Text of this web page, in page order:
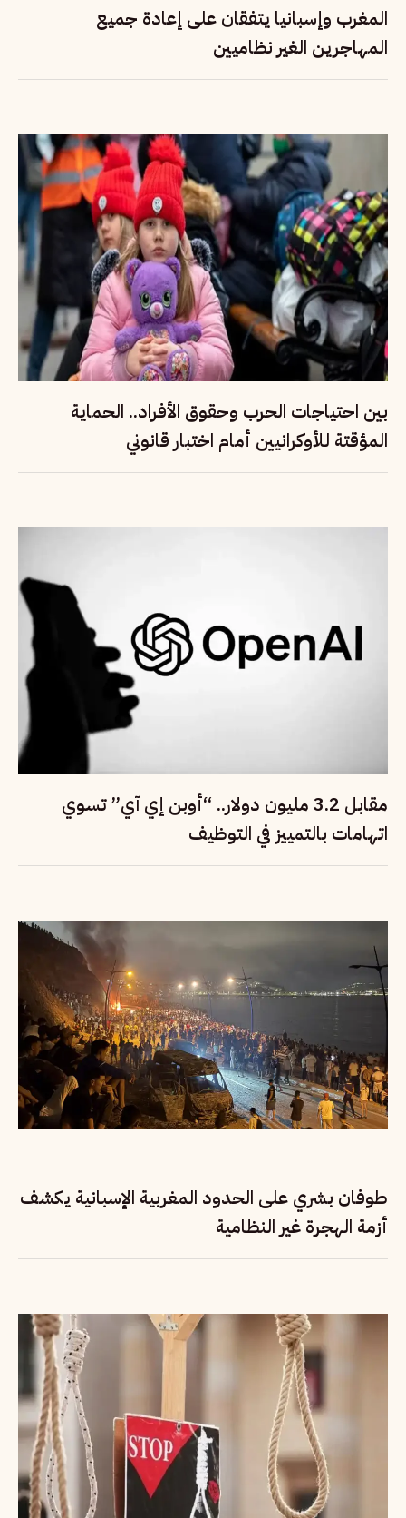
المغرب وإسبانيا يتفقان على إعادة جميع
المهاجرين الغير نظاميين
بين احتياجات الحرب وحقوق الأفراد.. الحماية
المؤقتة للأوكرانيين أمام اختبار قانوني
مقابل 3.2 مليون دولار.. “أوبن إي آي” تسوي
اتهامات بالتمييز في التوظيف
طوفان بشري على الحدود المغربية الإسبانية يكشف
أزمة الهجرة غير النظامية